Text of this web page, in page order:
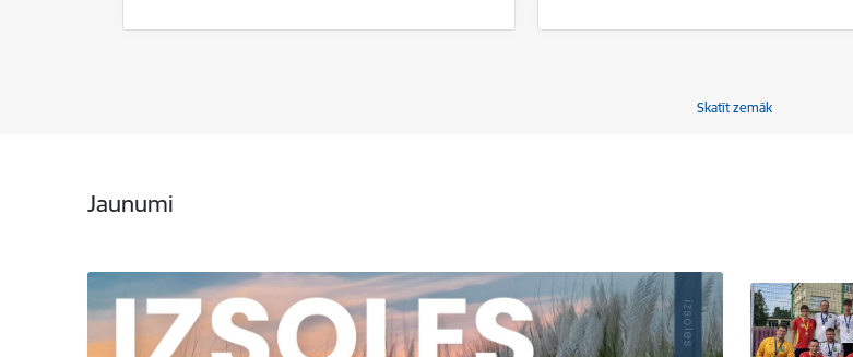
Skatīt zemāk
Jaunumi